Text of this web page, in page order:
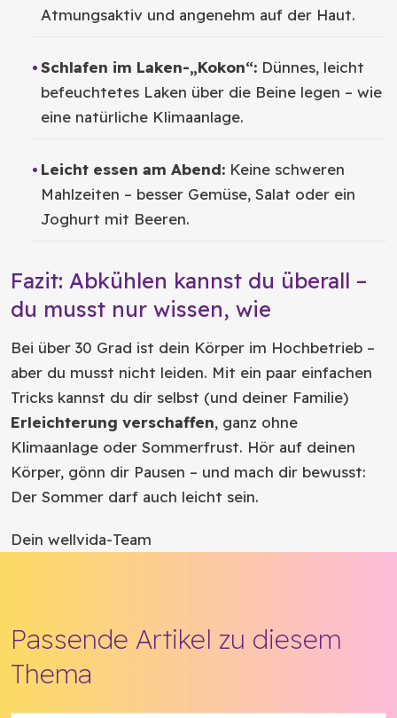
Atmungsaktiv und angenehm auf der Haut.
Schlafen im Laken-„Kokon“:Dünnes, leicht
befeuchtetes Laken über die Beine legen – wie
eine natürliche Klimaanlage.
Leicht essen am Abend:Keine schweren
Mahlzeiten – besser Gemüse, Salat oder ein
Joghurt mit Beeren.
Fazit: Abkühlen kannst du überall –
du musst nur wissen, wie
Bei über 30 Grad ist dein Körper im Hochbetrieb –
aber du musst nicht leiden. Mit ein paar einfachen
Tricks kannst du dir selbst (und deiner Familie)
Erleichterung verschaffen, ganz ohne
Klimaanlage oder Sommerfrust. Hör auf deinen
Körper, gönn dir Pausen – und mach dir bewusst:
Der Sommer darf auch leicht sein.
Dein wellvida-Team
Passende Artikel zu diesem
Thema